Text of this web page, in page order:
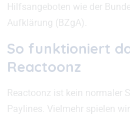
Hilfsangeboten wie der
Aufklärung (BZgA).
So funktioniert
Reactoonz
Reactoonz ist kein normaler
Paylines. Vielmehr spielen